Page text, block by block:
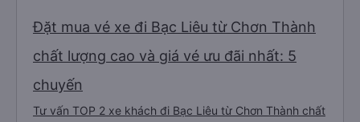
Đặt mua vé xe đi Bạc Liêu từ Chơn Thành
chất lượng cao và giá vé ưu đãi nhất: 5
chuyến
Tư vấn TOP 2 xe khách đi Bạc Liêu từ Chơn Thành chất